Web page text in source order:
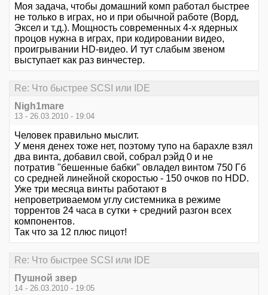
Моя задача, чтобы домашний комп работал быстрее
не только в играх, но и при обычной работе (Ворд,
Эксел и т.д.). Мощность современных 4-х ядерных
процов нужна в играх, при кодировании видео,
проигрывании HD-видео. И тут слабым звеном
выступает как раз винчестер.
Re: Что быстрее SCSI или IDE
Nigh1mare
13 - 26.03.2010 - 19:04
Человек правильно мыслит.
У меня денех тоже нет, поэтому тупо на барахле взял
два винта, добавил свой, собрал рэйд 0 и не
потратив "бешенные бабки" овладел винтом 750 Гб
со средней линейной скоростью - 150 очков по HDD.
Уже три месяца винты работают в
непроветриваемом углу системника в режиме
торрентов 24 часа в сутки + средний разгон всех
компонентов.
Так что за 12 плюс пицот!
Re: Что быстрее SCSI или IDE
Пушной звер
14 - 26.03.2010 - 19:05